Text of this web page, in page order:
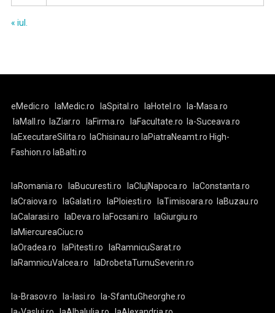
« iul.
eMedic.ro laMedic.ro laSpital.ro laHotel.ro
la-Masa.ro
laMall.ro
laZiar.ro laFirma.ro laFacultate.ro
la-Suceava.ro
laExecutareSilita.ro
laChisinau.ro laPiatraNeamt.ro High-
Fashion.ro laBalti.ro
laRomania.ro laBucuresti.ro laClujNapoca.ro
laConstanta.ro
laCraiova.ro
laGalati.ro laPloiesti.ro laTimisoara.ro
laBuzau.ro
laCalarasi.ro
laDeva.ro laFocsani.ro
laGiurgiu.ro
laMiercureaCiuc.ro
laOradea.ro
laPitesti.ro
laRamnicuSarat.ro
laRamnicuValcea.ro
laDrobetaTurnuSeverin.ro
la-Brasov.ro la-Iasi.ro
la-SfantuGheorghe.ro